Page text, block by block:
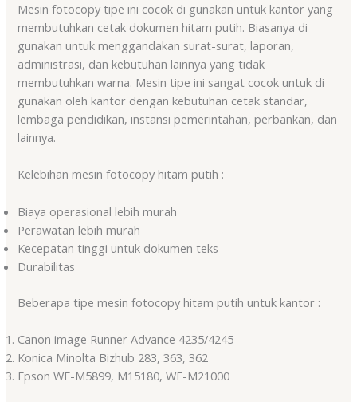
Mesin fotocopy tipe ini cocok di gunakan untuk kantor yang
membutuhkan cetak dokumen hitam putih. Biasanya di
gunakan untuk menggandakan surat-surat, laporan,
administrasi, dan kebutuhan lainnya yang tidak
membutuhkan warna. Mesin tipe ini sangat cocok untuk di
gunakan oleh kantor dengan kebutuhan cetak standar,
lembaga pendidikan, instansi pemerintahan, perbankan, dan
lainnya.
Kelebihan mesin fotocopy hitam putih :
Biaya operasional lebih murah
Perawatan lebih murah
Kecepatan tinggi untuk dokumen teks
Durabilitas
Beberapa tipe mesin fotocopy hitam putih untuk kantor :
Canon image Runner Advance 4235/4245
Konica Minolta Bizhub 283, 363, 362
Epson WF-M5899, M15180, WF-M21000